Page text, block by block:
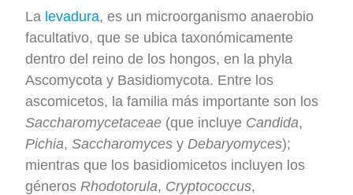
La levadura, es un microorganismo anaerobio
facultativo, que se ubica taxonómicamente
dentro del reino de los hongos, en la phyla
Ascomycota y Basidiomycota. Entre los
ascomicetos, la familia más importante son los
Saccharomycetaceae (que incluye Candida,
Pichia,Saccharomyces y Debaryomyces);
mientras que los basidiomicetos incluyen los
géneros Rhodotorula, Cryptococcus,